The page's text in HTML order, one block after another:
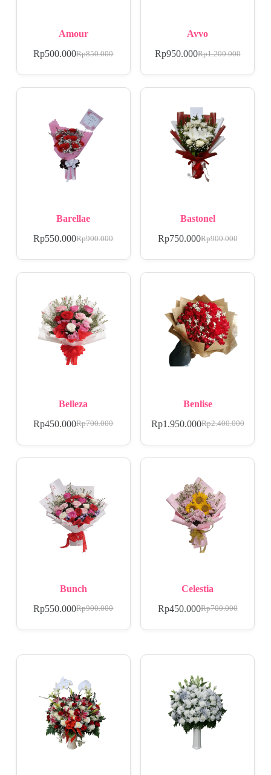
Amour
Rp850.000
Rp500.000
Avvo
Rp1.200.000
Rp950.000
Barellae
Rp900.000
Rp550.000
Bastonel
Rp900.000
Rp750.000
Belleza
Rp700.000
Rp450.000
Benlise
Rp2.400.000
Rp1.950.000
Bunch
Rp900.000
Rp550.000
Celestia
Rp700.000
Rp450.000